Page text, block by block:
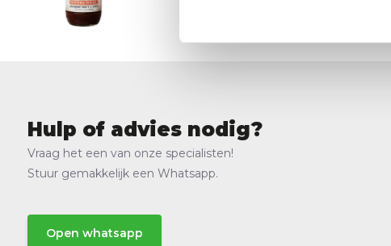
Hulp of advies nodig?
Vraag het een van onze specialisten!
Stuur gemakkelijk een Whatsapp.
Open whatsapp